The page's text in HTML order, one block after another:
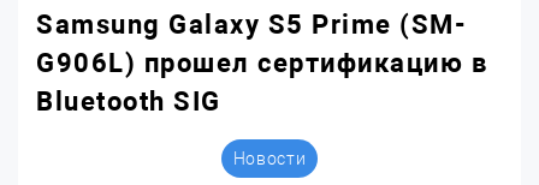
Samsung Galaxy S5 Prime (SM-
G906L) прошел сертификацию в
Bluetooth SIG
Новости